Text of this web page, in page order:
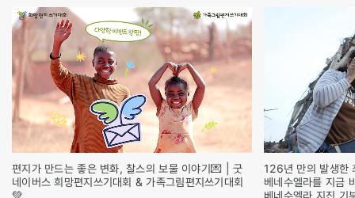
편지가 만드는 좋은 변화, 찰스의 보물 이야기💌 | 굿
네이버스 희망편지쓰기대회 & 가족그림편지쓰기대회
💚
126년 만의 발생한
베네수엘라를 지금
베네수엘라 지진 기